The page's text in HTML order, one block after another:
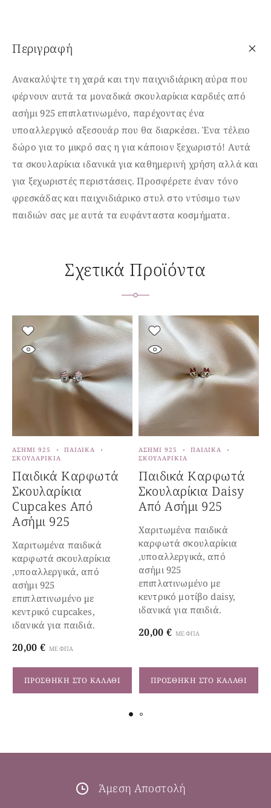
Περιγραφή
Ανακαλύψτε τη χαρά και την παιχνιδιάρικη αύρα που
φέρνουν αυτά τα μοναδικά σκουλαρίκια καρδιές από
ασήμι 925 επιπλατινωμένο, παρέχοντας ένα
υποαλλεργικό αξεσουάρ που θα διαρκέσει. Ένα τέλειο
δώρο για το μικρό σας η για κάποιον ξεχωριστό! Αυτά
τα σκουλαρίκια ιδανικά για καθημερινή χρήση αλλά και
για ξεχωριστές περιστάσεις. Προσφέρετε έναν τόνο
φρεσκάδας και παιχνιδιάρικο στυλ στο ντύσιμο των
παιδιών σας με αυτά τα ευφάνταστα κοσμήματα.
Σχετικά Προϊόντα
ΠΡΟΣΘΉΚΗ ΣΤΟ ΚΑΛΆΘΙ
ΑΣΉΜΙ 925
ΠΑΙΔΙΚΆ
ΣΚΟΥΛΑΡΊΚΙΑ
Παιδικά Καρφωτά
Σκουλαρίκια
Cupcakes Από
Ασήμι 925
Χαριτωμένα παιδικά
καρφωτά σκουλαρίκια
,υποαλλεργικά, από
ασήμι 925
επιπλατινωμένο με
κεντρικό cupcakes,
ιδανικά για παιδιά.
20,00 € ΜΕ ΦΠΑ
ΠΡΟΣΘΉΚΗ ΣΤΟ ΚΑΛΆΘΙ
ΑΣΉΜΙ 925
ΠΑΙΔΙΚΆ
ΣΚΟΥΛΑΡΊΚΙΑ
Παιδικά Καρφωτά
Σκουλαρίκια Daisy
Από Ασήμι 925
Χαριτωμένα παιδικά
καρφωτά σκουλαρίκια
,υποαλλεργικά, από
ασήμι 925
επιπλατινωμένο με
κεντρικό μοτίβο daisy,
ιδανικά για παιδιά.
20,00 € ΜΕ ΦΠΑ
Άμεση Αποστολή